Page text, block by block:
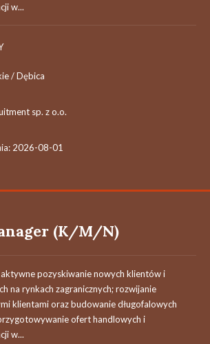
w...
/ Dębica
sp. z o.o.
2026-08-01
(K/M/N)
pozyskiwanie nowych klientów i
na rynkach zagranicznych; rozwijanie
klientami oraz budowanie długofalowych
ofert handlowych i
w...